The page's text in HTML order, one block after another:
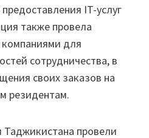
IT-услуг
также провела
компаниями для
сотрудничества, в
своих заказов на
резидентам.
Таджикистана провели